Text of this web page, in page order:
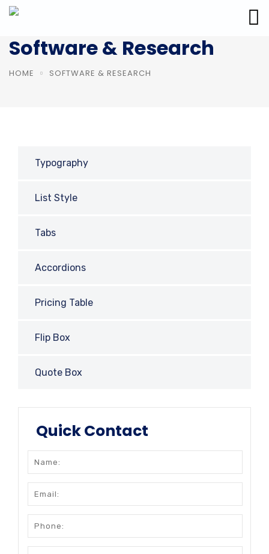
Software & Research
HOME SOFTWARE & RESEARCH
Typography
List Style
Tabs
Accordions
Pricing Table
Flip Box
Quote Box
Quick Contact